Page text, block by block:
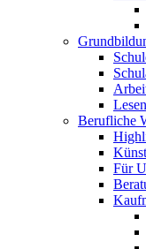
Berufliche
Für